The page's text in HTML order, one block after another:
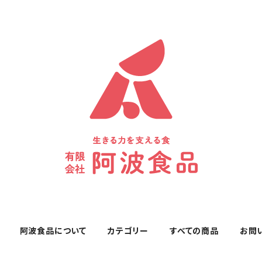
阿波食品について カテゴリー すべての商品 お問